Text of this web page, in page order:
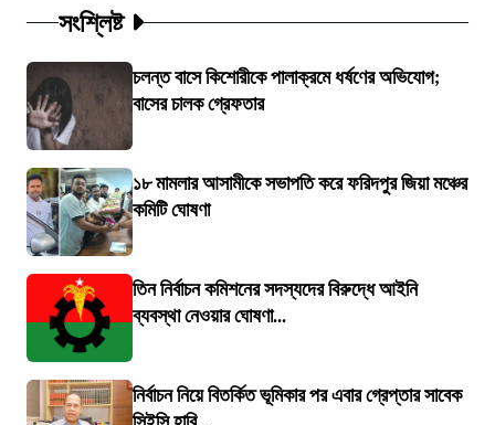
সংশ্লিষ্ট
চলন্ত বাসে কিশোরীকে পালাক্রমে ধর্ষণের অভিযোগ;
বাসের চালক গ্রেফতার
১৮ মামলার আসামীকে সভাপতি করে ফরিদপুর জিয়া মঞ্চের
কমিটি ঘোষণা
তিন নির্বাচন কমিশনের সদস্যদের বিরুদ্ধে আইনি
ব্যবস্থা নেওয়ার ঘোষণা...
নির্বাচন নিয়ে বিতর্কিত ভূমিকার পর এবার গ্রেপ্তার সাবেক